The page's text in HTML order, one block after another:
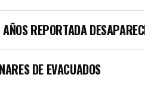
REPORTADA
DE EVACUADOS